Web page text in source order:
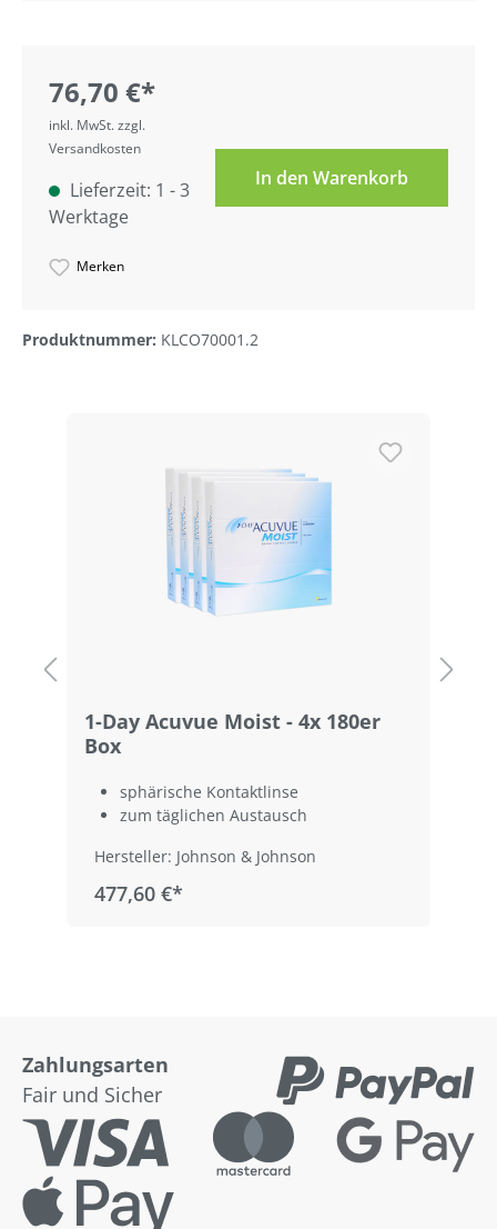
76,70 €*
inkl. MwSt. zzgl.
Versandkosten
Lieferzeit: 1 - 3
Werktage
Merken
In den Warenkorb
Produktnummer: KLCO70001.2
1-Day Acuvue Moist - 4x 180er
Box
sphärische Kontaktlinse
zum täglichen Austausch
Hersteller: Johnson & Johnson
477,60 €*
Zahlungsarten
Fair und Sicher